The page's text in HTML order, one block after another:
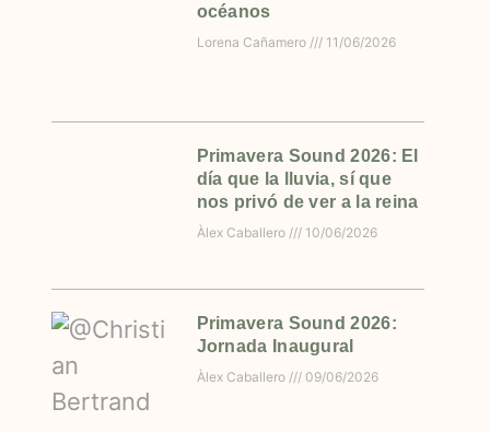
océanos
Lorena Cañamero 11/06/2026
Primavera Sound 2026: El
día que la lluvia, sí que
nos privó de ver a la reina
Àlex Caballero 10/06/2026
Primavera Sound 2026:
Jornada Inaugural
Àlex Caballero 09/06/2026